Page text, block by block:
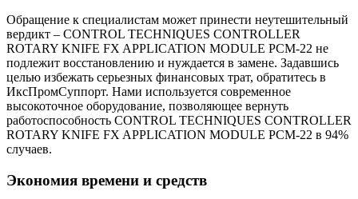
Обращение к специалистам может принести неутешительный
вердикт – CONTROL TECHNIQUES CONTROLLER
ROTARY KNIFE FX APPLICATION MODULE PCM-22 не
подлежит восстановлению и нуждается в замене. Задавшись
целью избежать серьезных финансовых трат, обратитесь в
ИксПромСуппорт. Нами используется современное
высокоточное оборудование, позволяющее вернуть
работоспособность CONTROL TECHNIQUES CONTROLLER
ROTARY KNIFE FX APPLICATION MODULE PCM-22 в 94%
случаев.
Экономия времени и средств